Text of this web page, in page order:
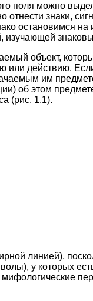
поля можно
отнести знаки,
остановимся на
изучающей
объект,
или действию.
им
об этом
(рис. 1.1).
линией),
у которых